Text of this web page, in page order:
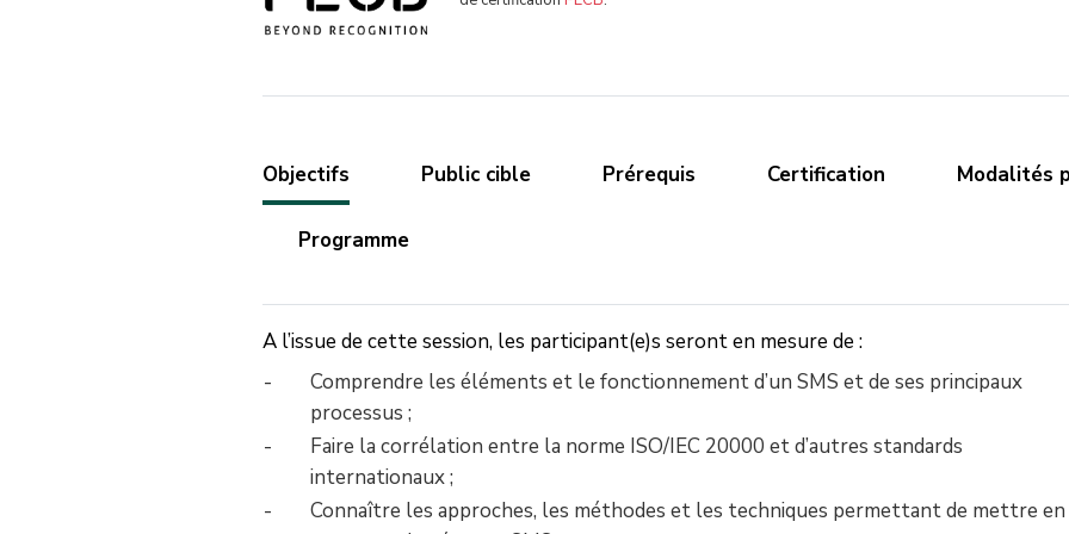
Objectifs Public cible Prérequis Certification Modalités
Programme
A l’issue de cette session, les participant(e)s seront en mesure de :
Comprendre les éléments et le fonctionnement d’un SMS et de ses principaux
processus ;
Faire la corrélation entre la norme ISO/IEC 20000 et d’autres standards
internationaux ;
Connaître les approches, les méthodes et les techniques permettant de mettre en